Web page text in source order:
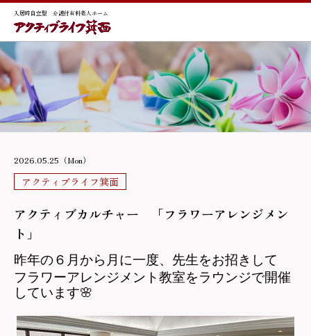
入居時自立型 介護付有料老人ホーム
2026.05.25（Mon）
アクティブライフ箕面
アクティブカルチャー 「フラワーアレンジメン
ト」
昨年の６月から月に一度、先生をお招きして
フラワーアレンジメント教室をラウンジで開催
しています🌸